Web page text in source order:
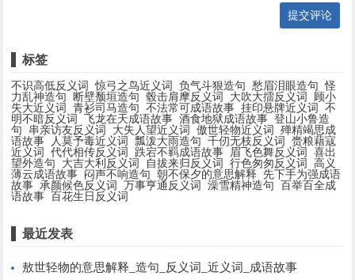
提交评论
标签
不识高低反义词 惊弓之鸟近义词 负气斗狠造句 愁眉泪眼造句
怪
力乱神造句
断壁颓垣造句 毂击肩摩反义词 大吹大擂反义词
顾小
失大近义词
青衫司马造句 不法常可成语故事 挂印悬牌近义词
不
明不暗反义词
飞龙在天成语故事 酒食地狱成语故事 登山小鲁造
句
串亲访友反义词 大失人望近义词 傲世轻物近义词
殚精竭思成
语故事
人莫予毒近义词 瓢泼大雨造句 千仞无枝反义词
赍粮藉寇
近义词
代代相传反义词 跌宕不羁成语故事 眉飞色舞反义词
喜出
望外造句
大吉大利反义词 自拔来归反义词 行色匆匆反义词
高义
薄云成语故事 闷声不响造句 朝不保夕的意思解释
先下手为强成语
故事 承颜候色反义词 万事亨通反义词 澡雪精神造句
百举百全成
语故事 百花生日反义词
最近发表
敖世轻物的意思解释_造句_反义词_近义词_成语故事